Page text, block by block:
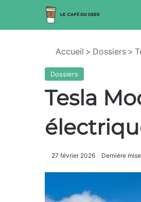
Accueil > Dossiers >
Dossiers
Tesla
27 février 2026 Dernière